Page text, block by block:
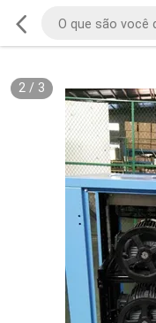
2/ 3